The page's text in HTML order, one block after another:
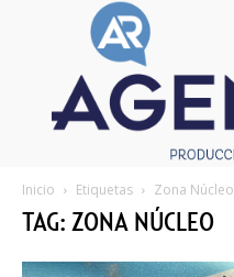
Inicio Etiquetas Zona Núcleo
TAG: ZONA NÚCLEO